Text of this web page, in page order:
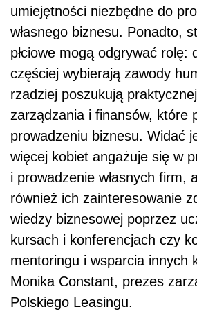
umiejętności niezbędne do
własnego biznesu. Ponadto,
płciowe mogą odgrywać rolę:
częściej wybierają zawody
rzadziej poszukują
zarządzania i finansów, które
prowadzeniu biznesu. Widać
więcej kobiet angażuje się w
i prowadzenie własnych firm,
również ich zainteresowanie
wiedzy biznesowej poprzez
kursach i konferencjach czy
mentoringu i wsparcia innych
Monika Constant, prezes
Polskiego Leasingu.